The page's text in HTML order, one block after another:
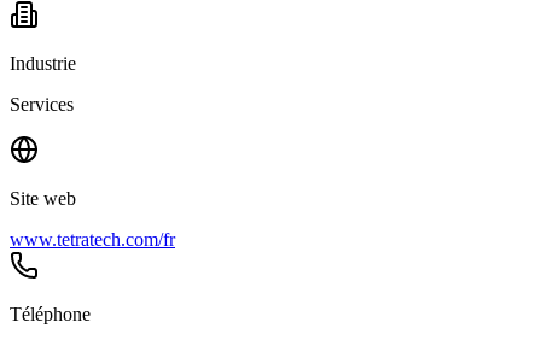
Industrie
Services
Site web
www.tetratech.com/fr
Téléphone